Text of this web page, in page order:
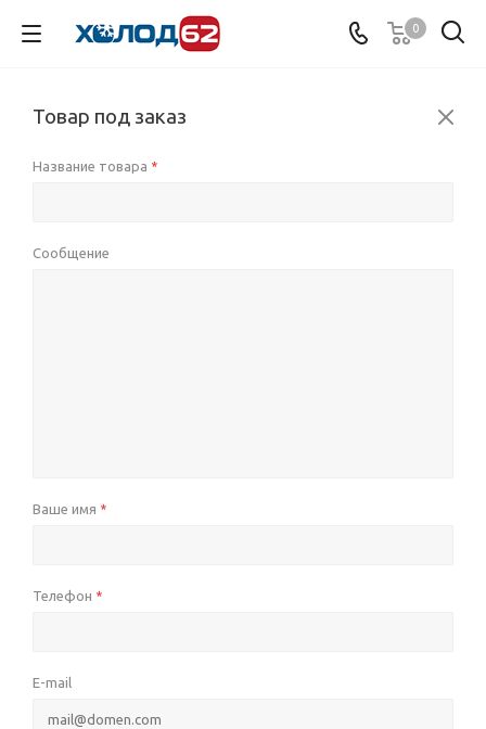
0
Товар под заказ
Название товара *
Сообщение
Ваше имя *
Телефон *
E-mail